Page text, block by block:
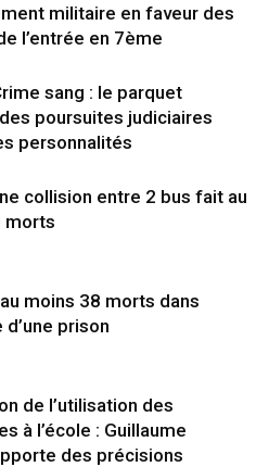
militaire en faveur des
l’entrée en 7ème
sang : le parquet
poursuites judiciaires
personnalités
collision entre 2 bus fait au
morts
moins 38 morts dans
d’une prison
de l’utilisation des
à l’école : Guillaume
des précisions